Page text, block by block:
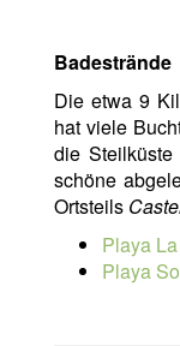
Badestrände
Die etwa 9
hat viele
die
schöne
Ortsteils
Playa
Playa